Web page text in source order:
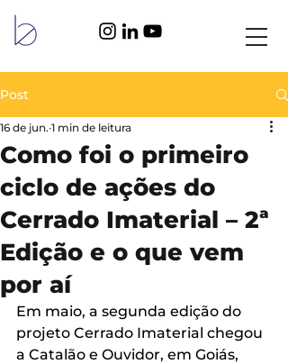
Post
Como foi o primeiro
ciclo de ações do
Cerrado Imaterial – 2ª
Edição e o que vem
por aí
16 de jun. 1 min de leitura
Em maio, a segunda edição do
projeto Cerrado Imaterial chegou
a Catalão e Ouvidor, em Goiás,